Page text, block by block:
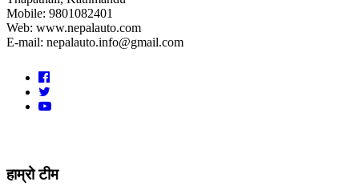
Mobile: 9801082401
Web: www.nepalauto.com
E-mail: nepalauto.info@gmail.com
हाम्रो टीम